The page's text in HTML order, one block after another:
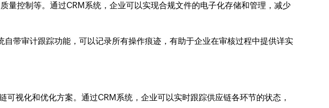
量控制等。通过CRM系统，企业可以实现合规文件的电子化存储和管理，减少
带审计跟踪功能，可以记录所有操作痕迹，有助于企业在审核过程中提供详实
视化和优化方案。通过CRM系统，企业可以实时跟踪供应链各环节的状态，